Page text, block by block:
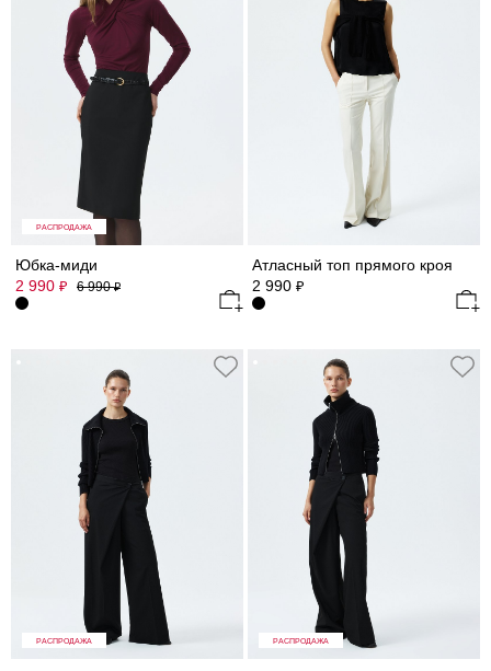
РАСПРОДАЖА
Юбка-миди
2 990 ₽ 6 990₽
Атласный топ прямого кроя
2 990 ₽
РАСПРОДАЖА РАСПРОДАЖА